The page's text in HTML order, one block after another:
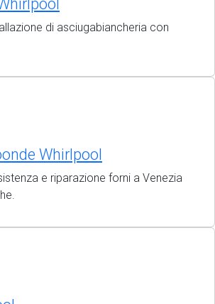
di asciugabiancheria con
Whirlpool
e riparazione forni a Venezia